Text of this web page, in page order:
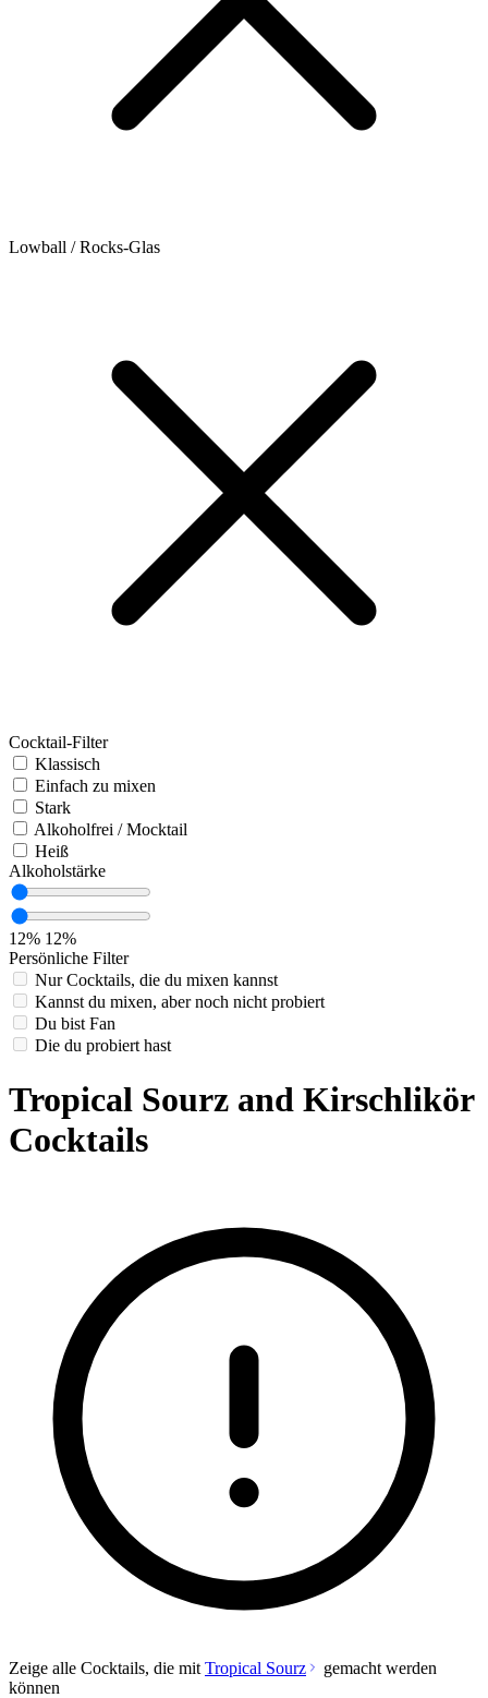
Lowball / Rocks-Glas
Cocktail-Filter
Klassisch
Einfach zu mixen
Stark
Alkoholfrei / Mocktail
Heiß
Alkoholstärke
12% 12%
Persönliche Filter
Nur Cocktails, die du mixen kannst
Kannst du mixen, aber noch nicht probiert
Du bist Fan
Die du probiert hast
Tropical Sourz and Kirschlikör
Cocktails
Zeige alle Cocktails, die mit Tropical Sourz
gemacht werden
können